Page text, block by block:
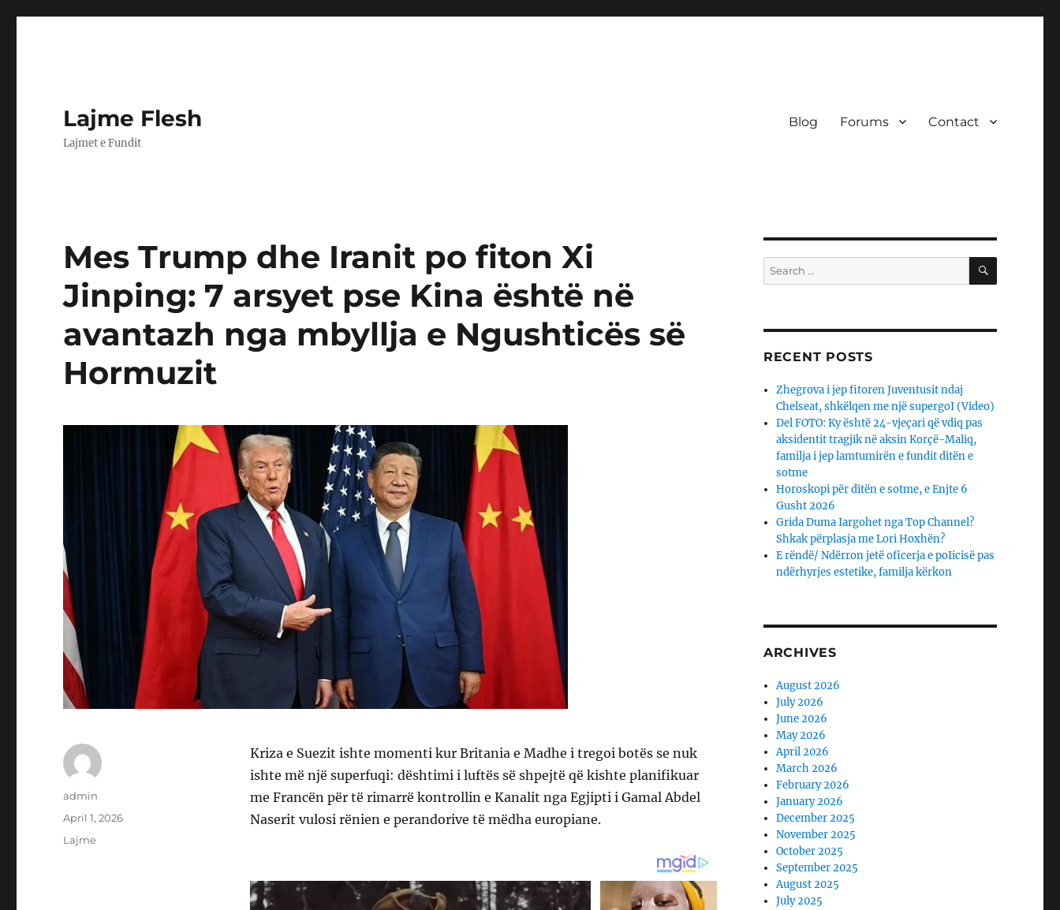
Lajme Flesh
Lajmet e Fundit
Blog Forums Contact
Mes Trump dhe Iranit po fiton Xi
Jinping: 7 arsyet pse Kina është në
avantazh nga mbyllja e Ngushticës së
Hormuzit
Kriza e Suezit ishte momenti kur Britania e Madhe i tregoi botës se nuk
ishte më një superfuqi: dështimi i luftës së shpejtë që kishte planifikuar
me Francën për të rimarrë kontrollin e Kanalit nga Egjipti i Gamal Abdel
Naserit vulosi rënien e perandorive të mëdha europiane.
Author
admin
Posted
April 1, 2026
Categories
Lajme
Search
for:
SEARCH
RECENT POSTS
Zhegrova i jep fitoren Juventusit ndaj
Chelseat, shkëlqen me një supergoI (Video)
Del FOTO: Ky është 24-vjeçari që vdiq pas
aksidentit tragjik në aksin Korçë-Maliq,
familja i jep lamtumirën e fundit ditën e
sotme
Horoskopi për ditën e sotme, e Enjte 6
Gusht 2026
Grida Duma Iargohet nga Top Channel?
Shkak përplasja me Lori Hoxhën?
E rëndë/ Ndërron jetë oficerja e poIicisë pas
ndërhyrjes estetike, familja kërkon
ARCHIVES
August 2026
July 2026
June 2026
May 2026
April 2026
March 2026
February 2026
January 2026
December 2025
November 2025
October 2025
September 2025
August 2025
July 2025